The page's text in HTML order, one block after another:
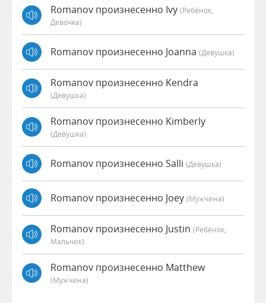
Romanov произнесенно Ivy (Ребёнок,
Девочка)
Romanov произнесенно Joanna (девушка)
Romanov произнесенно Kendra
(девушка)
Romanov произнесенно Kimberly
(девушка)
Romanov произнесенно Salli (девушка)
Romanov произнесенно Joey (мужчина)
Romanov произнесенно Justin (Ребёнок,
Мальчик)
Romanov произнесенно Matthew
(мужчина)